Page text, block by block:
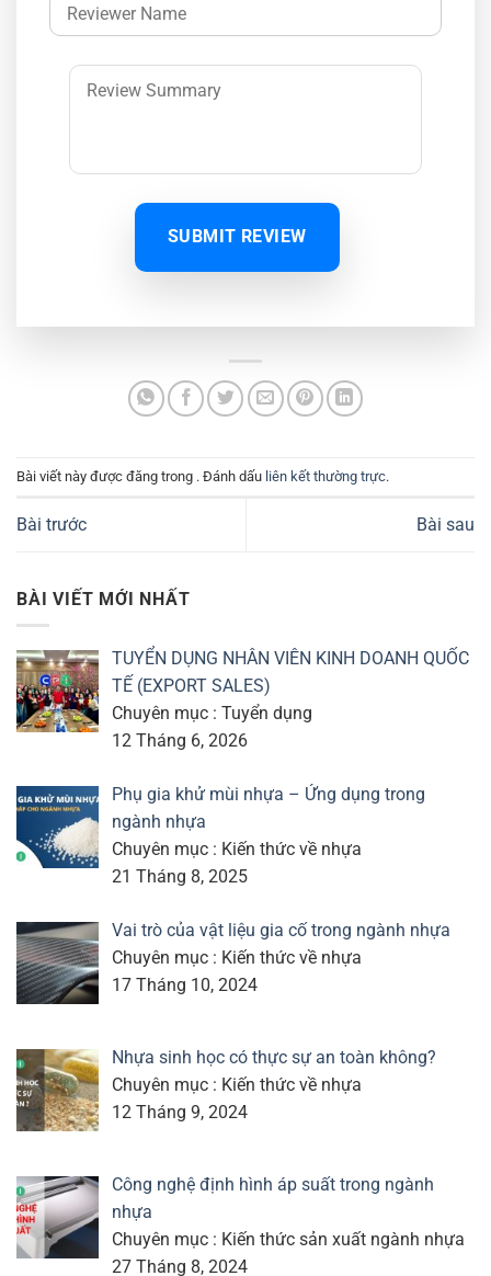
SUBMIT REVIEW
Bài viết này được đăng trong . Đánh dấu liên kết thường trực.
Bài trước Bài sau
BÀI VIẾT MỚI NHẤT
TUYỂN DỤNG NHÂN VIÊN KINH DOANH QUỐC
TẾ (EXPORT SALES)
Chuyên mục : Tuyển dụng
12 Tháng 6, 2026
Phụ gia khử mùi nhựa – Ứng dụng trong
ngành nhựa
Chuyên mục : Kiến thức về nhựa
21 Tháng 8, 2025
Vai trò của vật liệu gia cố trong ngành nhựa
Chuyên mục : Kiến thức về nhựa
17 Tháng 10, 2024
Nhựa sinh học có thực sự an toàn không?
Chuyên mục : Kiến thức về nhựa
12 Tháng 9, 2024
Công nghệ định hình áp suất trong ngành
nhựa
Chuyên mục : Kiến thức sản xuất ngành nhựa
27 Tháng 8, 2024